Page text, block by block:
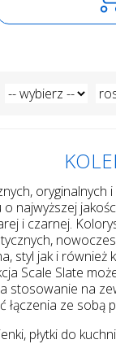
i czarnej.
styl jak i
Scale Slate
stosowanie na
ze sobą
płytki do